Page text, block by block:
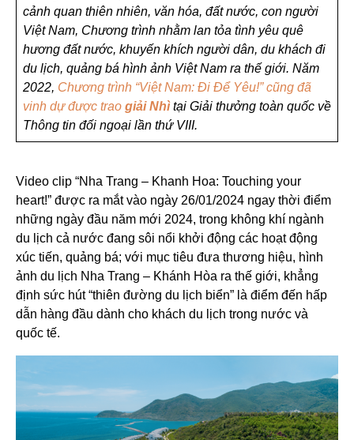
cảnh quan thiên nhiên, văn hóa, đất nước, con người
Việt Nam, Chương trình nhằm lan tỏa tình yêu quê
hương đất nước, khuyến khích người dân, du khách đi
du lịch, quảng bá hình ảnh Việt Nam ra thế giới. Năm
2022, Chương trình “Việt Nam: Đi Để Yêu!” cũng đã
vinh dự được trao giải Nhìtại Giải thưởng toàn quốc về
Thông tin đối ngoại lần thứ VIII.
Video clip “Nha Trang – Khanh Hoa: Touching your
heart!” được ra mắt vào ngày 26/01/2024 ngay thời điểm
những ngày đầu năm mới 2024, trong không khí ngành
du lịch cả nước đang sôi nổi khởi động các hoạt động
xúc tiến, quảng bá; với mục tiêu đưa thương hiệu, hình
ảnh du lịch Nha Trang – Khánh Hòa ra thế giới, khẳng
định sức hút “thiên đường du lịch biển” là điểm đến hấp
dẫn hàng đầu dành cho khách du lịch trong nước và
quốc tế.